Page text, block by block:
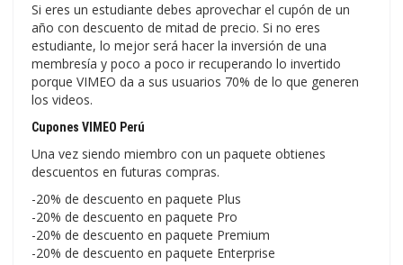
Si eres un estudiante debes aprovechar el cupón de un
año con descuento de mitad de precio. Si no eres
estudiante, lo mejor será hacer la inversión de una
membresía y poco a poco ir recuperando lo invertido
porque VIMEO da a sus usuarios 70% de lo que generen
los videos.
Cupones VIMEO Perú
Una vez siendo miembro con un paquete obtienes
descuentos en futuras compras.
-20% de descuento en paquete Plus
-20% de descuento en paquete Pro
-20% de descuento en paquete Premium
-20% de descuento en paquete Enterprise